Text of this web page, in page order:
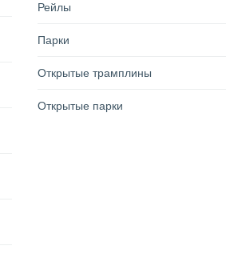
Рейлы
Парки
Открытые трамплины
Открытые парки